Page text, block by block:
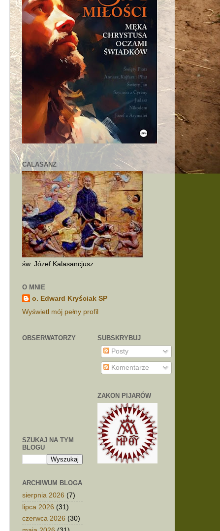
CALASANZ
św. Józef Kalasancjusz
O MNIE
o. Edward Kryściak SP
Wyświetl mój pełny profil
OBSERWATORZY
SZUKAJ NA TYM
BLOGU
ARCHIWUM BLOGA
sierpnia 2026 (7)
lipca 2026 (31)
czerwca 2026 (30)
SUBSKRYBUJ
Posty
Komentarze
ZAKON PIJARÓW